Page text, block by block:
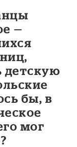
—
детскую
бы, в
мог